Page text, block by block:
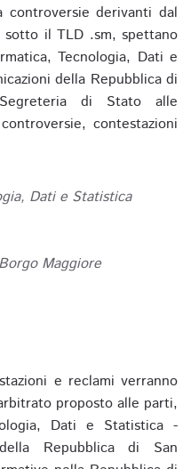
derivanti dal
il TLD .sm, spettano
Tecnologia, Dati e
della Repubblica di
di Stato alle
contestazioni
Dati e Statistica
Maggiore
e reclami verranno
proposto alle parti,
Dati e Statistica -
Repubblica di San